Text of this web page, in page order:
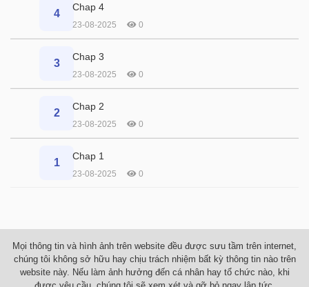
4
Chap 4
23-08-2025 0
3
Chap 3
23-08-2025 0
2
Chap 2
23-08-2025 0
1
Chap 1
23-08-2025 0
Mọi thông tin và hình ảnh trên website đều được sưu tầm trên internet,
chúng tôi không sở hữu hay chịu trách nhiệm bất kỳ thông tin nào trên
website này. Nếu làm ảnh hưởng đến cá nhân hay tổ chức nào, khi